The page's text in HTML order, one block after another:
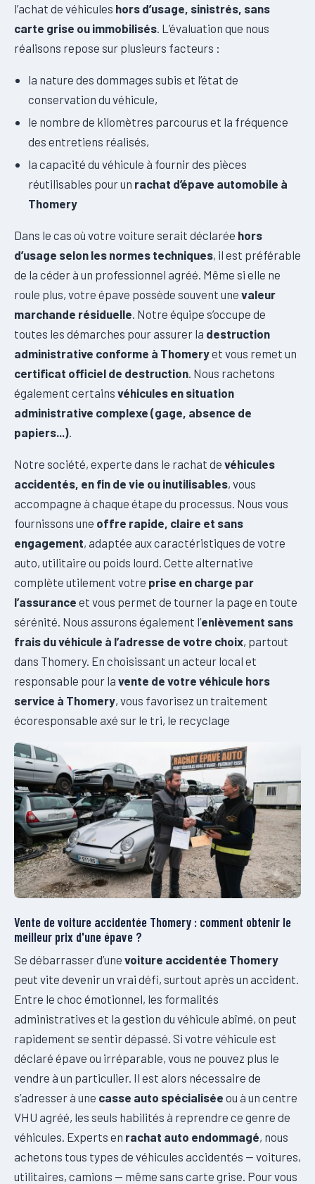
l’achat de véhicules hors d’usage, sinistrés, sans
carte grise ou immobilisés . L’évaluation que nous
réalisons repose sur plusieurs facteurs :
la nature des dommages subis et l’état de
conservation du véhicule,
le nombre de kilomètres parcourus et la fréquence
des entretiens réalisés,
la capacité du véhicule à fournir des pièces
réutilisables pour un rachat d’épave automobile à
Thomery
Dans le cas où votre voiture serait déclarée hors
d’usage selon les normes techniques, il est préférable
de la céder à un professionnel agréé. Même si elle ne
roule plus, votre épave possède souvent une valeur
marchande résiduelle . Notre équipe s’occupe de
toutes les démarches pour assurer la destruction
administrative conforme à Thomeryet vous remet un
certificat officiel de destruction . Nous rachetons
également certains véhicules en situation
administrative complexe (gage, absence de
papiers...)
Notre société, experte dans le rachat de véhicules
accidentés, en fin de vie ou inutilisables, vous
accompagne à chaque étape du processus. Nous vous
fournissons une offre rapide, claire et sans
engagement, adaptée aux caractéristiques de votre
auto, utilitaire ou poids lourd. Cette alternative
complète utilement votre prise en charge par
l’assurance et vous permet de tourner la page en toute
sérénité. Nous assurons également l’enlèvement sans
frais du véhicule à l’adresse de votre choix, partout
dans Thomery. En choisissant un acteur local et
responsable pour la vente de votre véhicule hors
service à Thomery, vous favorisez un traitement
écoresponsable axé sur le tri, le recyclage
Vente de voiture accidentée Thomery : comment obtenir le
meilleur prix d'une épave ?
Se débarrasser d’une voiture accidentée Thomery
peut vite devenir un vrai défi, surtout après un accident.
Entre le choc émotionnel, les formalités
administratives et la gestion du véhicule abîmé, on peut
rapidement se sentir dépassé. Si votre véhicule est
déclaré épave ou irréparable, vous ne pouvez plus le
vendre à un particulier. Il est alors nécessaire de
s’adresser à une casse auto spécialisée ou à un centre
VHU agréé, les seuls habilités à reprendre ce genre de
véhicules. Experts en rachat auto endommagé, nous
achetons tous types de véhicules accidentés — voitures,
utilitaires, camions — même sans carte grise. Pour vous